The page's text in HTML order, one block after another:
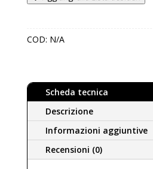
COD: N/A
Scheda tecnica
Descrizione
Informazioni aggiuntive
Recensioni (0)